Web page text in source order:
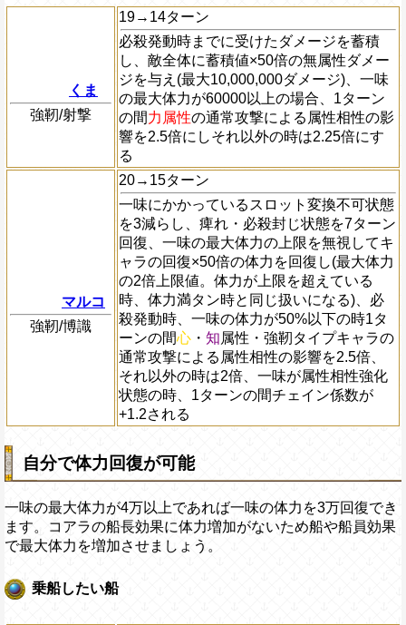
くま
強靭/射撃
19→14ターン
必殺発動時までに受けたダメージを蓄積
し、敵全体に蓄積値×50倍の無属性ダメー
ジを与え(最大10,000,000ダメージ)、一味
の最大体力が60000以上の場合、1ターン
の間力属性の通常攻撃による属性相性の影
響を2.5倍にしそれ以外の時は2.25倍にす
る
マルコ
強靭/博識
20→15ターン
一味にかかっているスロット変換不可状態
を3減らし、痺れ・必殺封じ状態を7ターン
回復、一味の最大体力の上限を無視してキ
ャラの回復×50倍の体力を回復し(最大体力
の2倍上限値。体力が上限を超えている
時、体力満タン時と同じ扱いになる)、必
殺発動時、一味の体力が50%以下の時1タ
ーンの間心 ・ 知属性・強靭タイプキャラの
通常攻撃による属性相性の影響を2.5倍、
それ以外の時は2倍、一味が属性相性強化
状態の時、1ターンの間チェイン係数が
+1.2される
自分で体力回復が可能
一味の最大体力が4万以上であれば一味の体力を3万回復でき
ます。コアラの船長効果に体力増加がないため船や船員効果
で最大体力を増加させましょう。
乗船したい船